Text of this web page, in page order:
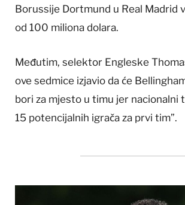
Borussije Dortmund u Real Madrid
od 100 miliona dolara.
Međutim, selektor Engleske
ove sedmice izjavio da će
bori za mjesto u timu jer nacionalni
15 potencijalnih igrača za prvi tim”.